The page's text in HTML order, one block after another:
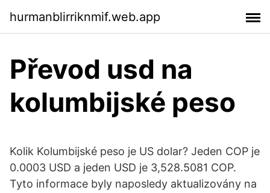
hurmanblirriknmif.web.app
Převod usd na
kolumbijské peso
Kolik Kolumbijské peso je US dolar? Jeden COP je
0.0003 USD a jeden USD je 3,528.5081 COP.
Tyto informace byly naposledy aktualizovány na